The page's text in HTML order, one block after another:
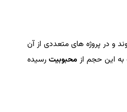
و در پروژه های متعددی از آن
محبوبیت رسیده